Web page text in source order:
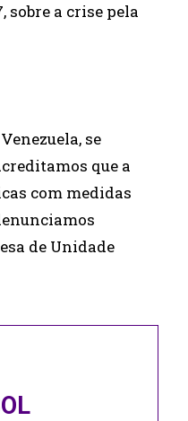
sobre a crise pela
se
que a
com medidas
de Unidade